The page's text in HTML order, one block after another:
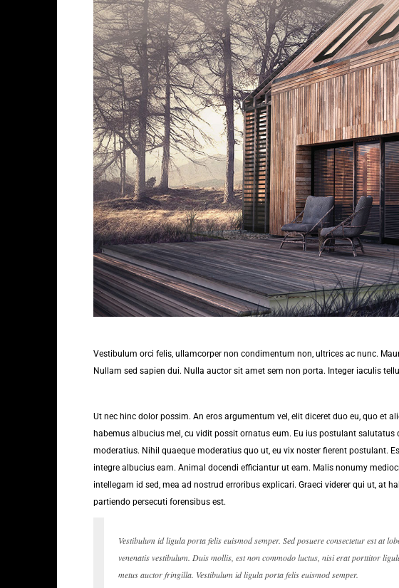
Vestibulum orci felis, ullamcorper non condimentum non, ultrices ac nunc.
Nullam sed sapien dui. Nulla auctor sit amet sem non porta. Integer iaculis
Ut nec hinc dolor possim. An eros argumentum vel, elit diceret duo eu, quo et
habemus albucius mel, cu vidit possit ornatus eum. Eu ius postulant
moderatius. Nihil quaeque moderatius quo ut, eu vix noster fierent postulant.
integre albucius eam. Animal docendi efficiantur ut eam. Malis nonumy
intellegam id sed, mea ad nostrud erroribus explicari. Graeci viderer qui ut, at
partiendo persecuti forensibus est.
Vestibulum id ligula porta felis euismod semper. Sed posuere consectetur est at
venenatis vestibulum. Duis mollis, est non commodo luctus, nisi erat porttitor
metus auctor fringilla. Vestibulum id ligula porta felis euismod semper.